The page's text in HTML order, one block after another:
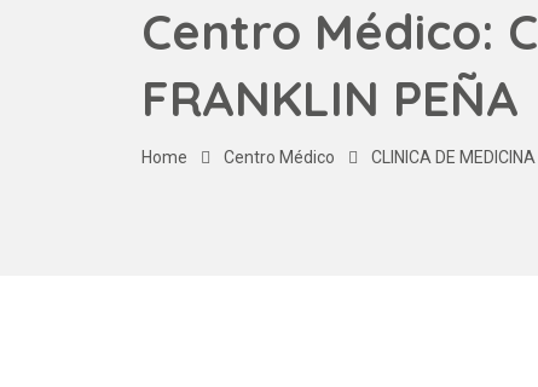
Centro Médico:
FRANKLIN PEÑA
Home Centro Médico CLINICA DE